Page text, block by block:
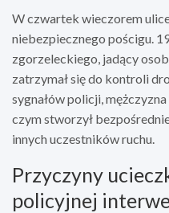
W czwartek wieczorem
niebezpiecznego pościgu.
zgorzeleckiego, jadący
zatrzymał się do kontroli
sygnałów policji,
czym stworzył
innych uczestników ruchu.
Przyczyny
policyjnej